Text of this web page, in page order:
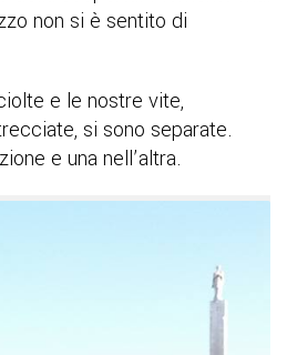
non si è sentito di
e le nostre vite,
si sono separate.
e una nell’altra.